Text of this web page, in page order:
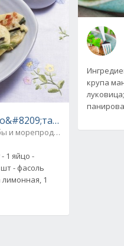
с
и морепродуктов
1 яйцо -
- фасоль
лимонная, 1
крупа